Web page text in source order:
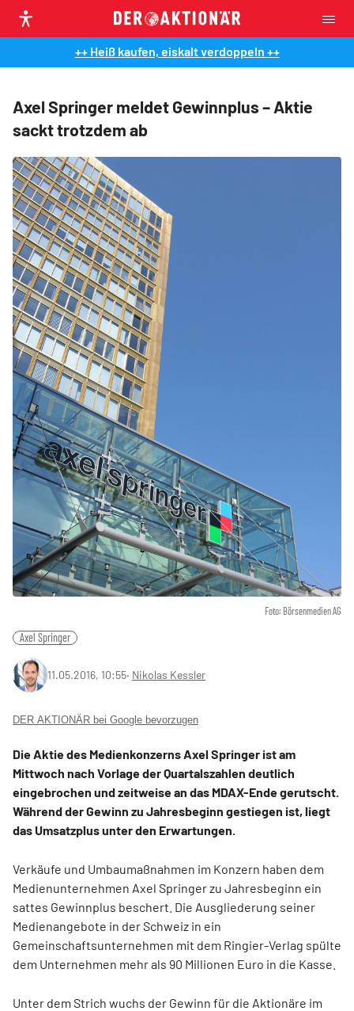
++ Heiß kaufen, eiskalt verdoppeln ++
Axel Springer meldet Gewinnplus – Aktie
sackt trotzdem ab
Foto: Börsenmedien AG
Axel Springer
11.05.2016, 10:55‧ Nikolas Kessler
DER AKTIONÄR bei Google bevorzugen
Die Aktie des Medienkonzerns Axel Springer ist am
Mittwoch nach Vorlage der Quartalszahlen deutlich
eingebrochen und zeitweise an das MDAX-Ende gerutscht.
Während der Gewinn zu Jahresbeginn gestiegen ist, liegt
das Umsatzplus unter den Erwartungen.
Verkäufe und Umbaumaßnahmen im Konzern haben dem
Medienunternehmen Axel Springer zu Jahresbeginn ein
sattes Gewinnplus beschert. Die Ausgliederung seiner
Medienangebote in der Schweiz in ein
Gemeinschaftsunternehmen mit dem Ringier-Verlag spülte
dem Unternehmen mehr als 90 Millionen Euro in die Kasse.
Unter dem Strich wuchs der Gewinn für die Aktionäre im